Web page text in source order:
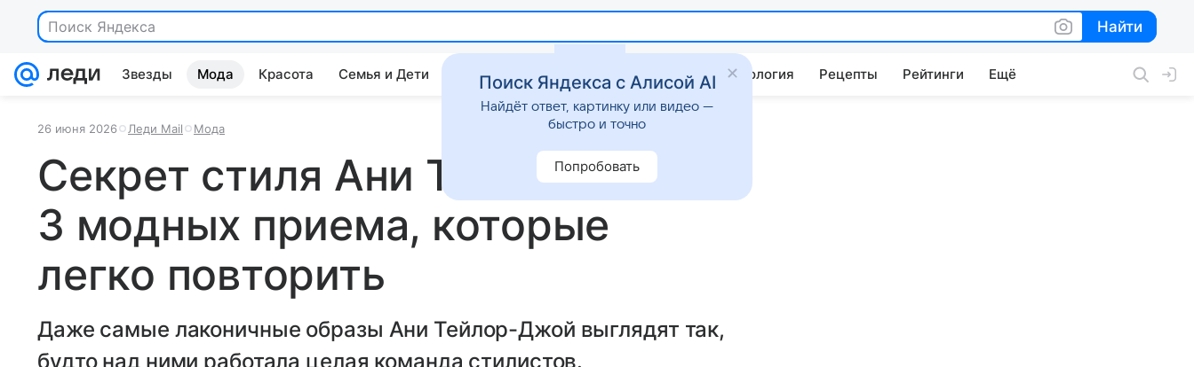
Поиск Яндекса Найти
Найти
Звезды Мода Красота Семья и Дети Дом Гороскопы Стиль жизни Психология Рецепты Рейтинги Ещё
26 июня 2026 Леди Mail Мода
Секрет стиля Ани Тейлор-Джой:
3 модных приема, которые
легко повторить
Даже самые лаконичные образы Ани Тейлор-Джой выглядят так,
будто над ними работала целая команда стилистов.
Поиск Яндекса с Алисой AI
Найдёт ответ, картинку или видео —
быстро и точно
Попробовать